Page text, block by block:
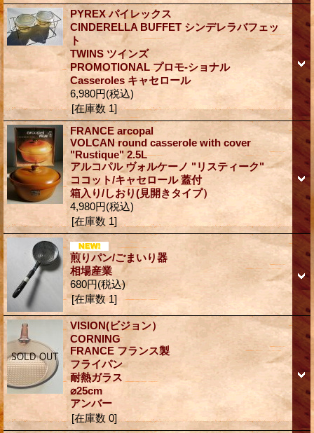
PYREX パイレックス
CINDERELLA BUFFET シンデレラバフェッ
ト
TWINS ツインズ
PROMOTIONAL プロモ-ショナル
Casseroles キャセロール
6,980円(税込)
[在庫数 1]
FRANCE arcopal
VOLCAN round casserole with cover
"Rustique" 2.5L
アルコパル ヴォルケーノ "リスティーク"
ココット/キャセロール 蓋付
箱入り/しおり(見開きタイプ）
4,980円(税込)
[在庫数 1]
煎りパン/ごまいり器
相場産業
680円(税込)
[在庫数 1]
VISION(ビジョン）
CORNING
FRANCE フランス製
フライパン
耐熱ガラス
⌀25cm
アンバー
[在庫数 0]